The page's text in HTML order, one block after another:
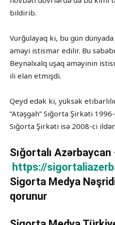
bildirib.
Vurğulayaq ki, bu gün dünyada
əməyi istismar edilir. Bu
Beynəlxalq uşaq əməyinin
ili elan etmişdi.
Qeyd edək ki, yüksək
“Atəşgah” Sığorta Şirkəti
Sığorta Şirkəti isə 2008-ci
Sığortalı Azərbaycan
https://
Sigorta Medya
qorunur